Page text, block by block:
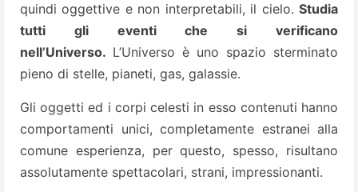
quindi oggettive e non interpretabili, il cielo. Studia
tutti gli eventi che si verificano
nell’Universo. L’Universo è uno spazio sterminato
pieno di stelle, pianeti, gas, galassie.
Gli oggetti ed i corpi celesti in esso contenuti hanno
comportamenti unici, completamente estranei alla
comune esperienza, per questo, spesso, risultano
assolutamente spettacolari, strani, impressionanti.